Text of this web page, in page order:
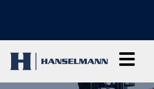
SCOPRI I NOSTRI CORSI DI